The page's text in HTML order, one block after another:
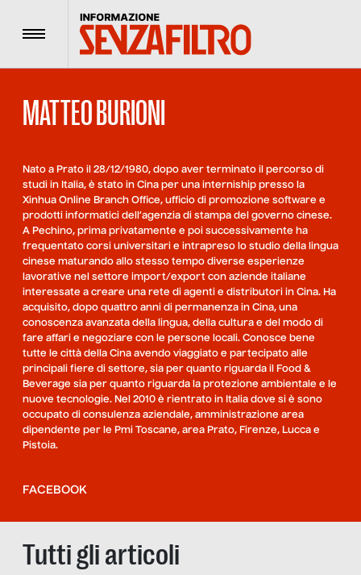
Menu
MATTEO BURIONI
Nato a Prato il 28/12/1980, dopo aver terminato il percorso di
studi in Italia, è stato in Cina per una interniship presso la
Xinhua Online Branch Office, ufficio di promozione software e
prodotti informatici dell’agenzia di stampa del governo cinese.
A Pechino, prima privatamente e poi successivamente ha
frequentato corsi universitari e intrapreso lo studio della lingua
cinese maturando allo stesso tempo diverse esperienze
lavorative nel settore import/export con aziende italiane
interessate a creare una rete di agenti e distributori in Cina. Ha
acquisito, dopo quattro anni di permanenza in Cina, una
conoscenza avanzata della lingua, della cultura e del modo di
fare affari e negoziare con le persone locali. Conosce bene
tutte le città della Cina avendo viaggiato e partecipato alle
principali fiere di settore, sia per quanto riguarda il Food &
Beverage sia per quanto riguarda la protezione ambientale e le
nuove tecnologie. Nel 2010 è rientrato in Italia dove si è sono
occupato di consulenza aziendale, amministrazione area
dipendente per le Pmi Toscane, area Prato, Firenze, Lucca e
Pistoia.
FACEBOOK
Tutti gli articoli